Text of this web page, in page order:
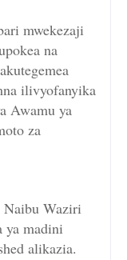
mwekezaji
na
ilivyofanyika
Awamu ya
za
Naibu Waziri
madini
alikazia.